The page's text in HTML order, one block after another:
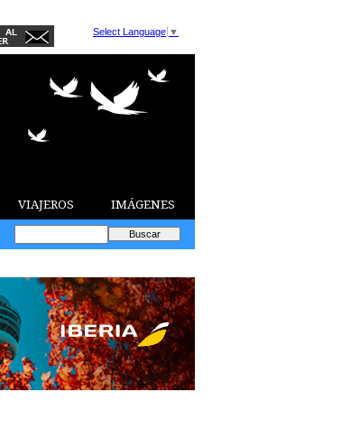
Select Language ▼
VIAJEROS IMÁGENES